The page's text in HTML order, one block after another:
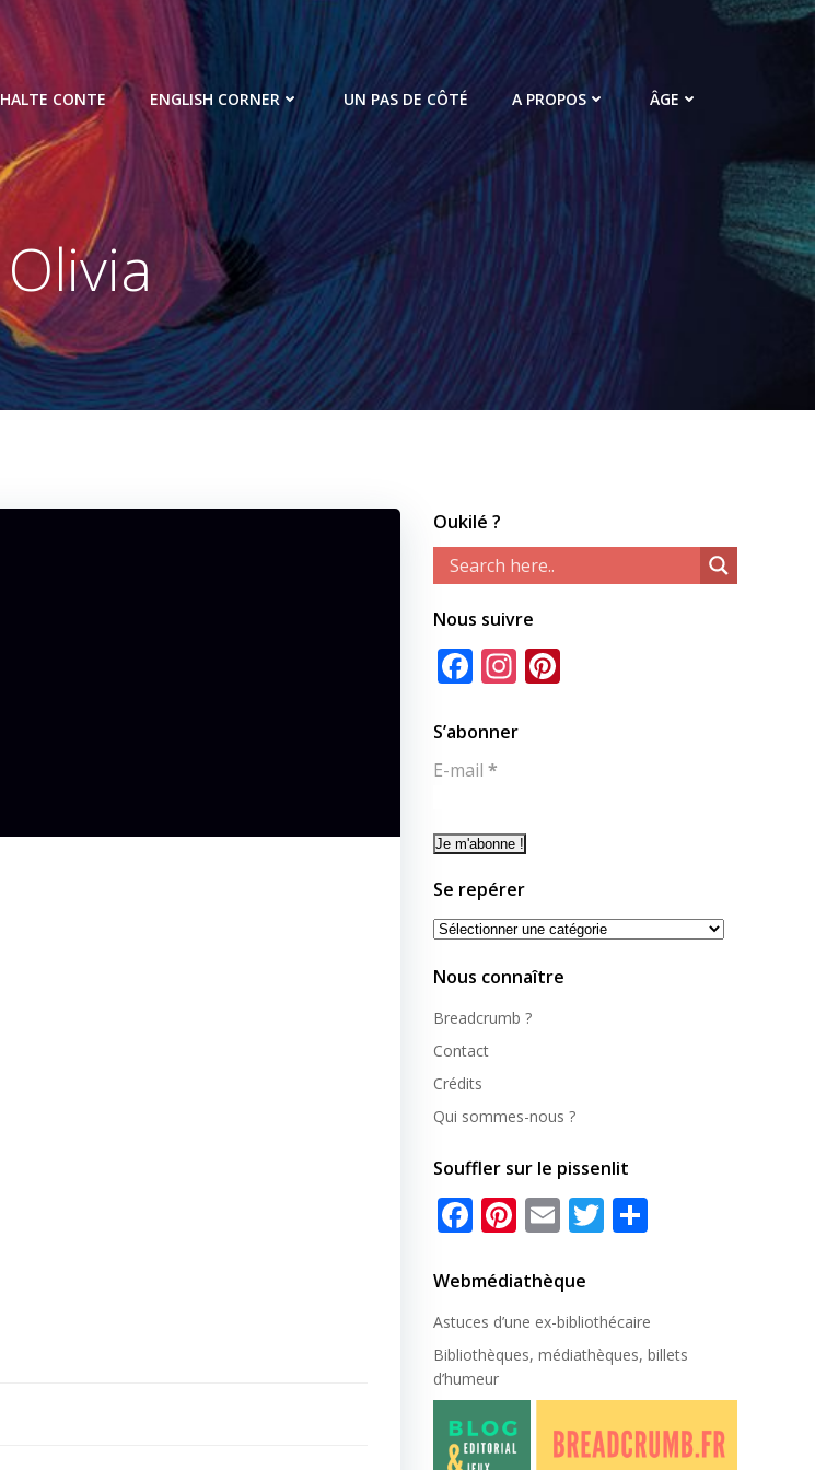
HALTE CONTE ENGLISH CORNER UN PAS DE CÔTÉ A PROPOS ÂGE
Olivia
Oukilé ?
Nous suivre
Facebook
Instagram
S’abonner
E-mail *
Se repérer
Se
Nous connaître
Breadcrumb ?
Contact
Crédits
Qui sommes-nous ?
Souffler sur le pissenlit
Facebook
Pinterest
EmailTwitter
Webmédiathèque
Astuces d’une ex-bibliothécaire
Bibliothèques, médiathèques, billets
d’humeur